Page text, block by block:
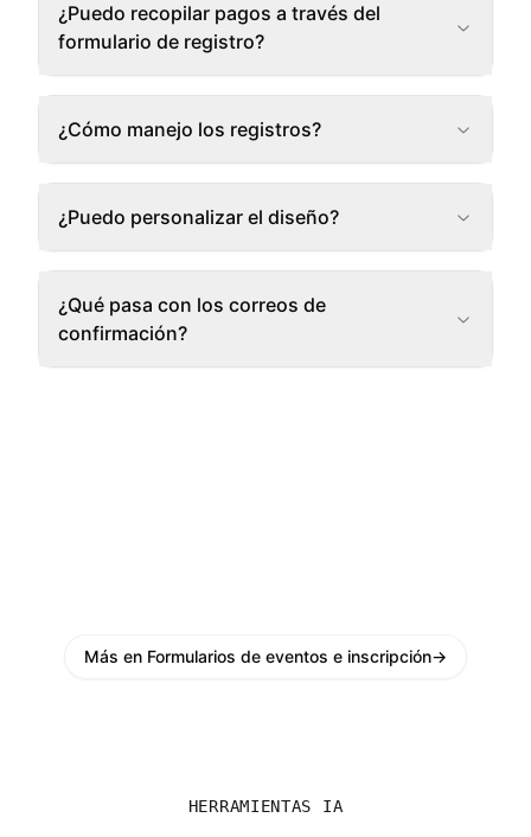
¿Puedo recopilar pagos a través del
formulario de registro?
¿Cómo manejo los registros?
¿Puedo personalizar el diseño?
¿Qué pasa con los correos de
confirmación?
Más en Formularios de eventos e inscripción→
HERRAMIENTAS IA